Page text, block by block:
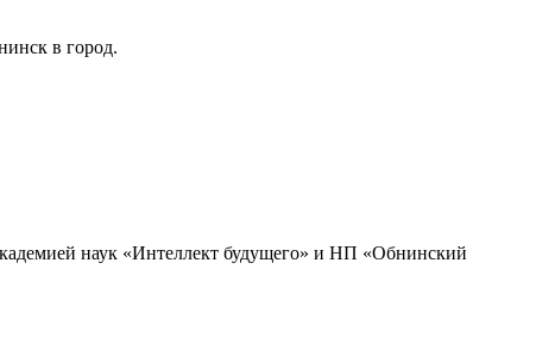
в город.
наук «Интеллект будущего» и НП «Обнинский